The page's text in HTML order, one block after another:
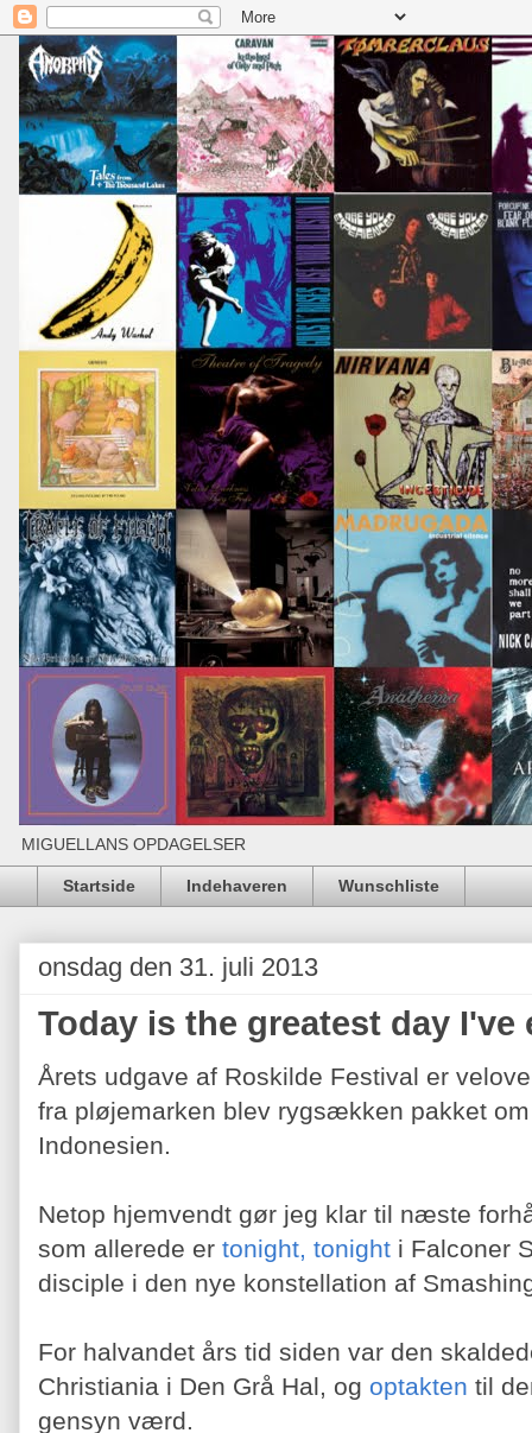
MIGUELLANS OPDAGELSER
Startside Indehaveren Wunschliste
onsdag den 31. juli 2013
Today is the greatest day I've
Årets udgave af Roskilde Festival er
fra pløjemarken blev rygsækken pakket
Indonesien.
Netop hjemvendt gør jeg klar til næste
som allerede er tonight, tonight i Falconer
disciple i den nye konstellation af
For halvandet års tid siden var den
Christiania i Den Grå Hal, og optakten til
gensyn værd.